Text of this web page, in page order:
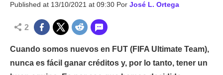
Published at 13/10/2021 at 09:30 Por José L. Ortega
2
Cuando somos nuevos en FUT (FIFA Ultimate Team),
nunca es fácil ganar créditos y, por lo tanto, tener un